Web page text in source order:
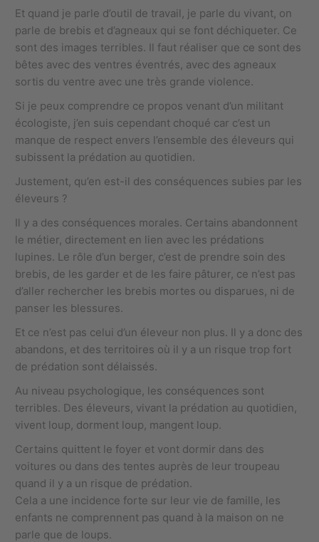
Et quand je parle d’outil de travail, je parle du vivant, on
parle de brebis et d’agneaux qui se font déchiqueter. Ce
sont des images terribles. Il faut réaliser que ce sont des
bêtes avec des ventres éventrés, avec des agneaux
sortis du ventre avec une très grande violence.
Si je peux comprendre ce propos venant d’un militant
écologiste, j’en suis cependant choqué car c’est un
manque de respect envers l’ensemble des éleveurs qui
subissent la prédation au quotidien.
Justement, qu’en est-il des conséquences subies par les
éleveurs ?
Il y a des conséquences morales. Certains abandonnent
le métier, directement en lien avec les prédations
lupines. Le rôle d’un berger, c’est de prendre soin des
brebis, de les garder et de les faire pâturer, ce n’est pas
d’aller rechercher les brebis mortes ou disparues, ni de
panser les blessures.
Et ce n’est pas celui d’un éleveur non plus. Il y a donc des
abandons, et des territoires où il y a un risque trop fort
de prédation sont délaissés.
Au niveau psychologique, les conséquences sont
terribles. Des éleveurs, vivant la prédation au quotidien,
vivent loup, dorment loup, mangent loup.
Certains quittent le foyer et vont dormir dans des
voitures ou dans des tentes auprès de leur troupeau
quand il y a un risque de prédation.
Cela a une incidence forte sur leur vie de famille, les
enfants ne comprennent pas quand à la maison on ne
parle que de loups.